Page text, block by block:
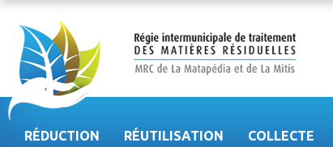
RÉDUCTION RÉUTILISATION COLLECTE